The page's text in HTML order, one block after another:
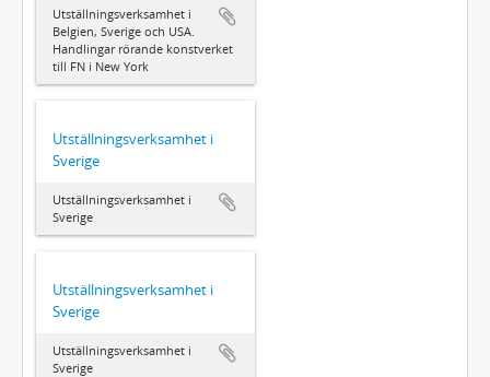
Utställningsverksamhet i
Belgien, Sverige och USA.
Handlingar rörande konstverket
till FN i New York
Utställningsverksamhet i
Sverige
Utställningsverksamhet i
Sverige
Utställningsverksamhet i
Sverige
Utställningsverksamhet i
Sverige